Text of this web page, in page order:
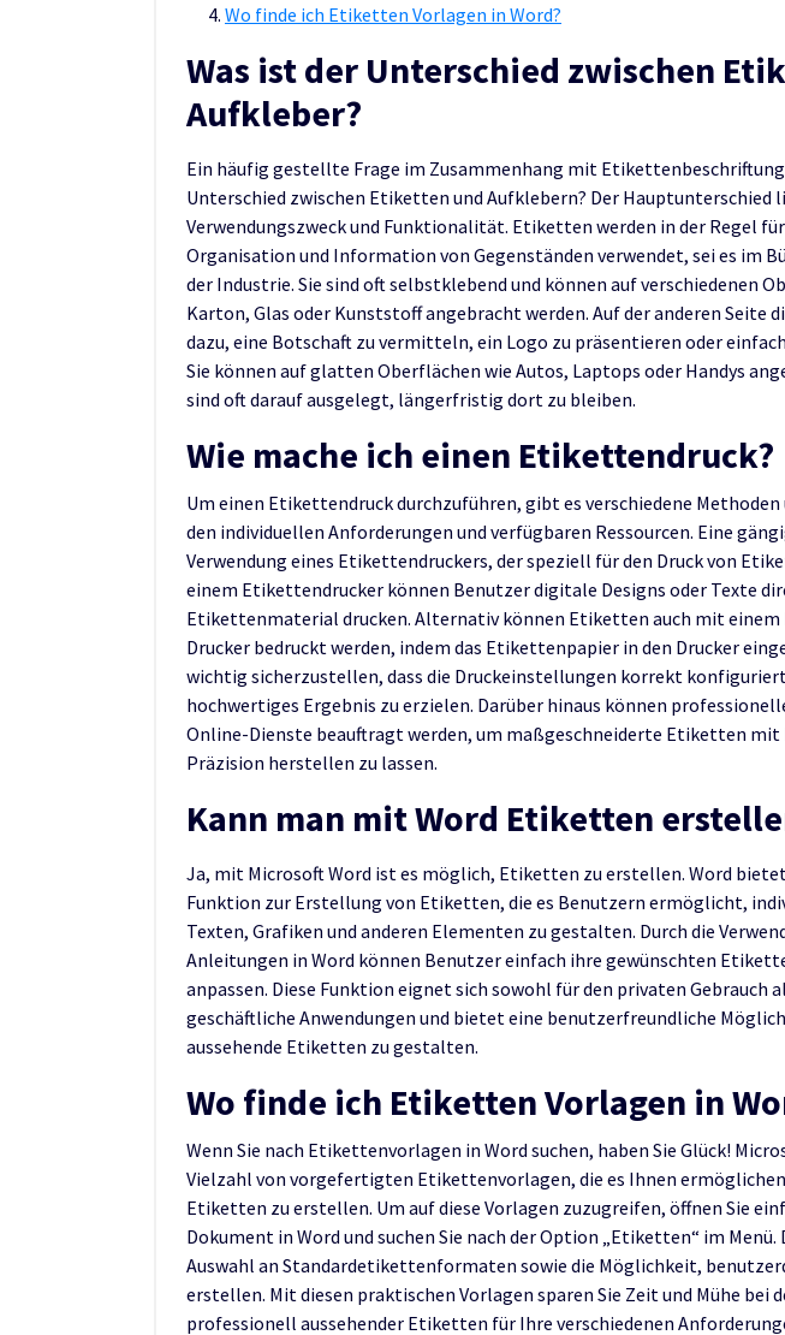
Wo finde ich Etiketten Vorlagen in Word?
Was ist der Unterschied zwischen
Aufkleber?
Ein häufig gestellte Frage im Zusammenhang mit Etikettenbeschriftung
Unterschied zwischen Etiketten und Aufklebern? Der Hauptunterschied
Verwendungszweck und Funktionalität. Etiketten werden in der Regel
Organisation und Information von Gegenständen verwendet, sei es im
der Industrie. Sie sind oft selbstklebend und können auf verschiedenen
Karton, Glas oder Kunststoff angebracht werden. Auf der anderen Seite
dazu, eine Botschaft zu vermitteln, ein Logo zu präsentieren oder
Sie können auf glatten Oberflächen wie Autos, Laptops oder Handys
sind oft darauf ausgelegt, längerfristig dort zu bleiben.
Wie mache ich einen Etikettendruck?
Um einen Etikettendruck durchzuführen, gibt es verschiedene Methoden
den individuellen Anforderungen und verfügbaren Ressourcen. Eine
Verwendung eines Etikettendruckers, der speziell für den Druck von
einem Etikettendrucker können Benutzer digitale Designs oder Texte
Etikettenmaterial drucken. Alternativ können Etiketten auch mit
Drucker bedruckt werden, indem das Etikettenpapier in den Drucker
wichtig sicherzustellen, dass die Druckeinstellungen korrekt
hochwertiges Ergebnis zu erzielen. Darüber hinaus können
Online-Dienste beauftragt werden, um maßgeschneiderte Etiketten
Präzision herstellen zu lassen.
Kann man mit Word Etiketten
Ja, mit Microsoft Word ist es möglich, Etiketten zu erstellen. Word
Funktion zur Erstellung von Etiketten, die es Benutzern ermöglicht,
Texten, Grafiken und anderen Elementen zu gestalten. Durch die
Anleitungen in Word können Benutzer einfach ihre gewünschten
anpassen. Diese Funktion eignet sich sowohl für den privaten Gebrauch
geschäftliche Anwendungen und bietet eine benutzerfreundliche
aussehende Etiketten zu gestalten.
Wo finde ich Etiketten Vorlagen in
Wenn Sie nach Etikettenvorlagen in Word suchen, haben Sie Glück!
Vielzahl von vorgefertigten Etikettenvorlagen, die es Ihnen
Etiketten zu erstellen. Um auf diese Vorlagen zuzugreifen, öffnen Sie
Dokument in Word und suchen Sie nach der Option „Etiketten“ im Menü.
Auswahl an Standardetikettenformaten sowie die Möglichkeit,
erstellen. Mit diesen praktischen Vorlagen sparen Sie Zeit und Mühe bei
professionell aussehender Etiketten für Ihre verschiedenen